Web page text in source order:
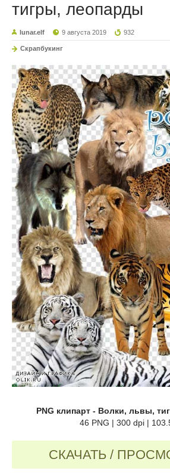
тигры, леопарды
lunar.elf 9 августа 2019 932
Скрапбукинг
PNG клипарт - Волки, львы,
46 PNG | 300 dpi |
СКАЧАТЬ /